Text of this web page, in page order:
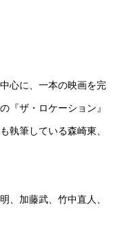
心に、一本の映画を完
『ザ・ロケーション』
執筆している森崎東、
、加藤武、竹中直人、